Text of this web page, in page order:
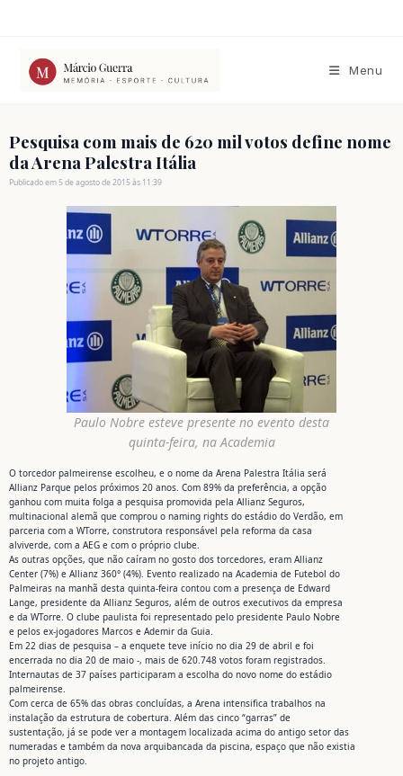
conteúdo
Menu
Pesquisa com mais de 620 mil votos define nome
da Arena Palestra Itália
Publicado em 5 de agosto de 2015 às 11:39
Paulo Nobre esteve presente no evento desta
quinta-feira, na Academia
O torcedor palmeirense escolheu, e o nome da Arena Palestra Itália será
Allianz Parque pelos próximos 20 anos. Com 89% da preferência, a opção
ganhou com muita folga a pesquisa promovida pela Allianz Seguros,
multinacional alemã que comprou o naming rights do estádio do Verdão, em
parceria com a WTorre, construtora responsável pela reforma da casa
alviverde, com a AEG e com o próprio clube.
As outras opções, que não caíram no gosto dos torcedores, eram Allianz
Center (7%) e Allianz 360° (4%). Evento realizado na Academia de Futebol do
Palmeiras na manhã desta quinta-feira contou com a presença de Edward
Lange, presidente da Allianz Seguros, além de outros executivos da empresa
e da WTorre. O clube paulista foi representado pelo presidente Paulo Nobre
e pelos ex-jogadores Marcos e Ademir da Guia.
Em 22 dias de pesquisa – a enquete teve início no dia 29 de abril e foi
encerrada no dia 20 de maio -, mais de 620.748 votos foram registrados.
Internautas de 37 países participaram a escolha do novo nome do estádio
palmeirense.
Com cerca de 65% das obras concluídas, a Arena intensifica trabalhos na
instalação da estrutura de cobertura. Além das cinco “garras” de
sustentação, já se pode ver a montagem localizada acima do antigo setor das
numeradas e também da nova arquibancada da piscina, espaço que não existia
no projeto antigo.